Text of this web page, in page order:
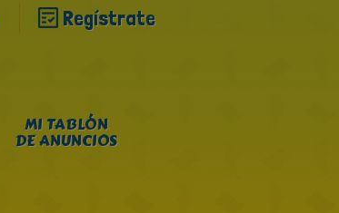
Regístrate
MI TABLÓN
DE ANUNCIOS